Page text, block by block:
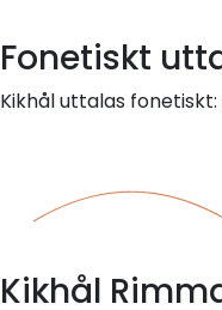
Fonetiskt
Kikhål uttalas fonetiskt:
Kikhål